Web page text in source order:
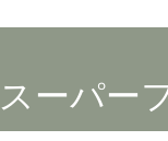
ーパー